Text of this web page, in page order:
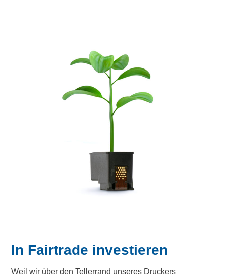
In Fairtrade investieren
Weil wir über den Tellerrand unseres Druckers